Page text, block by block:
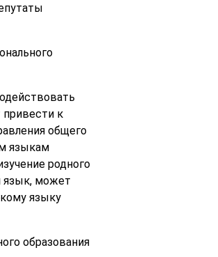
к
общего
языкам
родного
язык, может
языку
образования